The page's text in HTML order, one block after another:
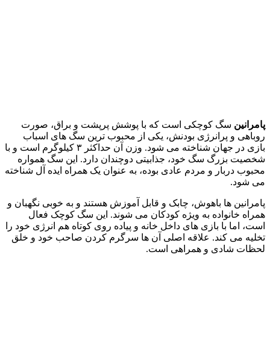
پامرانین سگ کوچکی است که با پوشش پرپشت و براق، صورت
روباهی و پرانرژی بودنش، یکی از محبوب‌ ترین سگ‌ های اسباب‌
بازی در جهان شناخته می شود. وزن آن حداکثر ۳ کیلوگرم است و با
شخصیت بزرگ‌ سگ خود، جذابیتی دوچندان دارد. این سگ همواره
محبوب دربار و مردم عادی بوده، به‌ عنوان یک همراه ایده‌ آل شناخته
می‌ شود.
پامرانین‌ ها باهوش، چابک و قابل آموزش هستند و به‌ خوبی نگهبان و
همراه خانواده به‌ ویژه کودکان می‌ شوند. این سگ کوچک فعال
است، اما با بازی‌ های داخل خانه و پیاده‌ روی کوتاه هم انرژی خود را
تخلیه می‌ کند. علاقه اصلی آن‌ ها سرگرم کردن صاحب خود و خلق
لحظات شادی و همراهی است.